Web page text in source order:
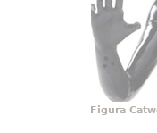
Figura